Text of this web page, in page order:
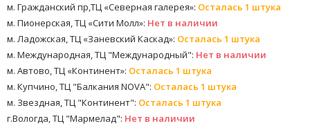
м. Гражданский пр,ТЦ «Северная галерея»: Осталась 1 штука
м. Пионерская, ТЦ «Сити Молл»: Нет в наличии
м. Ладожская, ТЦ «Заневский Каскад»: Осталась 1 штука
м. Международная, ТЦ "Международный": Нет в наличии
м. Автово, ТЦ «Континент»: Осталась 1 штука
м. Купчино, ТЦ "Балкания NOVA": Осталась 1 штука
м. Звездная, ТЦ "Континент": Осталась 1 штука
г.Вологда, ТЦ "Мармелад": Нет в наличии